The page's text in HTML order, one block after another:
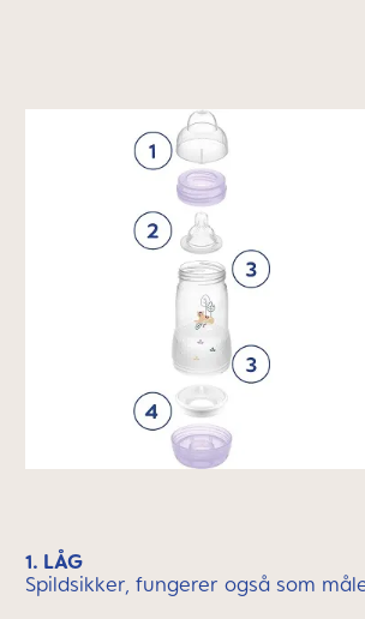
1. LÅG
Spildsikker, fungerer også som